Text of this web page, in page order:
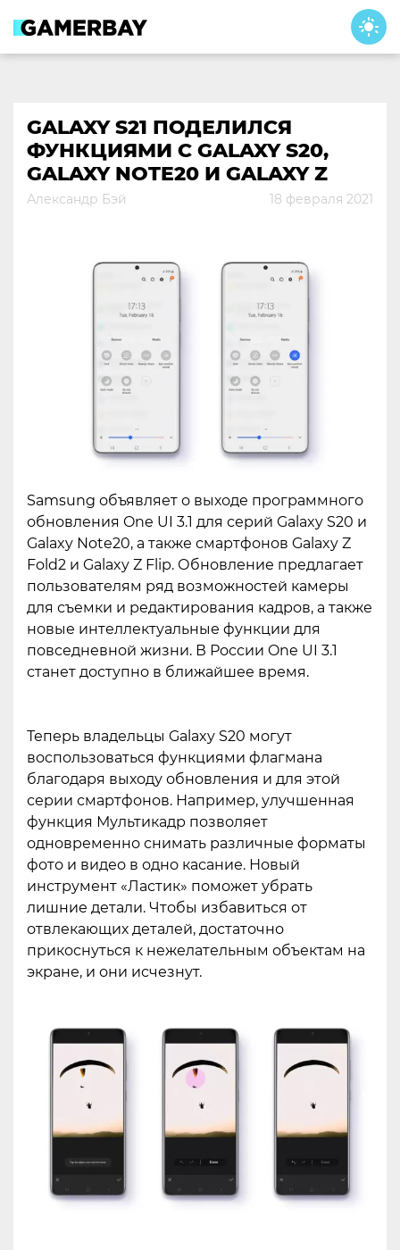
content
GALAXY S21 ПОДЕЛИЛСЯ
ФУНКЦИЯМИ С GALAXY S20,
GALAXY NOTE20 И GALAXY Z
Александр Бэй 18 февраля 2021
Samsung объявляет о выходе программного
обновления One UI 3.1 для серий Galaxy S20 и
Galaxy Note20, а также смартфонов Galaxy Z
Fold2 и Galaxy Z Flip. Обновление предлагает
пользователям ряд возможностей камеры
для съемки и редактирования кадров, а также
новые интеллектуальные функции для
повседневной жизни. В России One UI 3.1
станет доступно в ближайшее время.
Теперь владельцы Galaxy S20 могут
воспользоваться функциями флагмана
благодаря выходу обновления и для этой
серии смартфонов. Например, улучшенная
функция Мультикадр позволяет
одновременно снимать различные форматы
фото и видео в одно касание. Новый
инструмент «Ластик» поможет убрать
лишние детали. Чтобы избавиться от
отвлекающих деталей, достаточно
прикоснуться к нежелательным объектам на
экране, и они исчезнут.